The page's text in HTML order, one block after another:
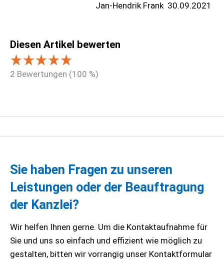
Jan-Hendrik Frank 30.09.2021
Diesen Artikel bewerten
2 Bewertungen (100 %)
Sie haben Fragen zu unseren
Leistungen oder der Beauftragung
der Kanzlei?
Wir helfen Ihnen gerne. Um die Kontaktaufnahme für
Sie und uns so einfach und effizient wie möglich zu
gestalten, bitten wir vorrangig unser Kontaktformular